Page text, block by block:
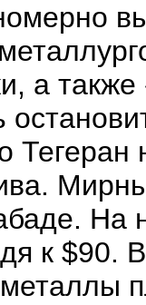
а
На
к $90.